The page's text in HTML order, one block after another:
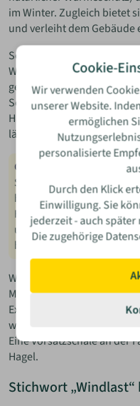
im Winter. Zugleich bietet
und verleiht dem
Schnöde Technik mag
Weinranke, sie bietet aber
gegen Extremwetter. Wer
Sonnenschutzglas wählt,
Haus deutlich, ohne den
lässt sich auch gut
Gut zu wissen:
Sonnenschutzverglasung
hält auch Hagel stand,
Haus beträchtlich. Lass
unbedingt von einem
beraten.
Wer einen Neubau plant,
Maßnahmen aus dem
Experten des
welche die Erde berühren
Eine Vorsatzschale an der
Hagel.
Stichwort
Cookie-
Wir verwenden
unserer Website.
ermöglichen
personalisierte
Durch den Klick
Einwilligung. Sie
jederzeit - auch
Die zugehörige